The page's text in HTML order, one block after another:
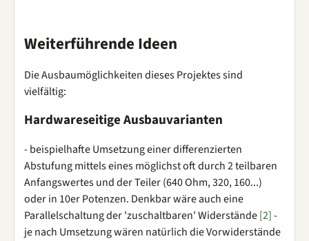
Weiterführende Ideen
Die Ausbaumöglichkeiten dieses Projektes sind
vielfältig:
Hardwareseitige Ausbauvarianten
- beispielhafte Umsetzung einer differenzierten
Abstufung mittels eines möglichst oft durch 2 teilbaren
Anfangswertes und der Teiler (640 Ohm, 320, 160...)
oder in 10er Potenzen. Denkbar wäre auch eine
Parallelschaltung der 'zuschaltbaren' Widerstände[2]-
je nach Umsetzung wären natürlich die Vorwiderstände